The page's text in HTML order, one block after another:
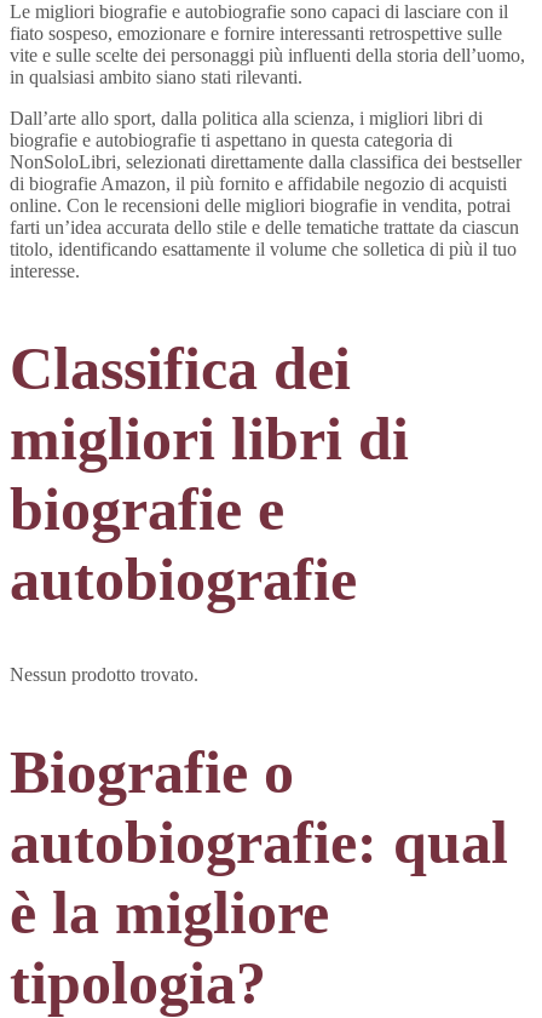
Le migliori biografie e autobiografie sono capaci di lasciare con il
fiato sospeso, emozionare e fornire interessanti retrospettive sulle
vite e sulle scelte dei personaggi più influenti della storia dell’uomo,
in qualsiasi ambito siano stati rilevanti.
Dall’arte allo sport, dalla politica alla scienza, i migliori libri di
biografie e autobiografie ti aspettano in questa categoria di
NonSoloLibri, selezionati direttamente dalla classifica dei bestseller
di biografie Amazon, il più fornito e affidabile negozio di acquisti
online. Con le recensioni delle migliori biografie in vendita, potrai
farti un’idea accurata dello stile e delle tematiche trattate da ciascun
titolo, identificando esattamente il volume che solletica di più il tuo
interesse.
Classifica dei
migliori libri di
biografie e
autobiografie
Nessun prodotto trovato.
Biografie o
autobiografie: qual
è la migliore
tipologia?